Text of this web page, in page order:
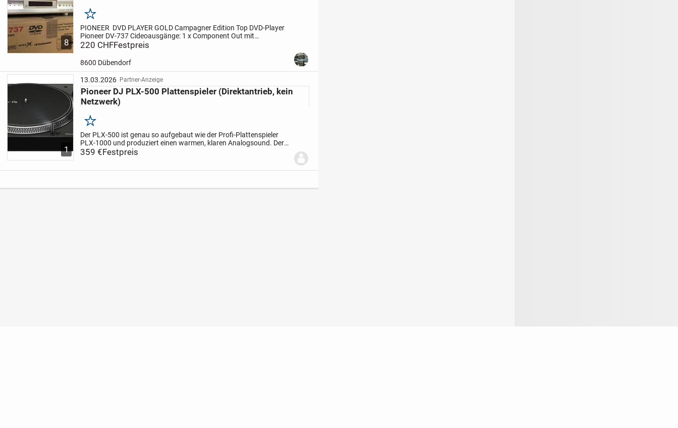
8
Merken
PIONEER DVD PLAYER GOLD Campagner Edition Top DVD-Player
Pioneer DV-737Cideoausgänge: 1 x Component Out mit
Progressive Scan-Ausgabemöglichkeit umschaltbar 2x SCART Nr. 1
220 CHFFestpreis
8600 Dübendorf
1
13.03.2026 Partner-Anzeige
Pioneer DJ PLX-500 Plattenspieler (Direktantrieb, kein
Netzwerk)
Merken
Der PLX-500 ist genau so aufgebaut wie der Profi-Plattenspieler
PLX-1000 und produziert einen warmen, klaren Analogsound. Der
perfekte Turntable, um im Club Vinyl aufzulegen oder zuhause
359 €Festpreis